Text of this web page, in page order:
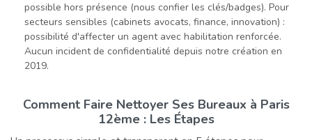
possible hors présence (nous confier les clés/badges). Pour
secteurs sensibles (cabinets avocats, finance, innovation) :
possibilité d'affecter un agent avec habilitation renforcée.
Aucun incident de confidentialité depuis notre création en
2019.
Comment Faire Nettoyer Ses Bureaux à Paris
12ème : Les Étapes